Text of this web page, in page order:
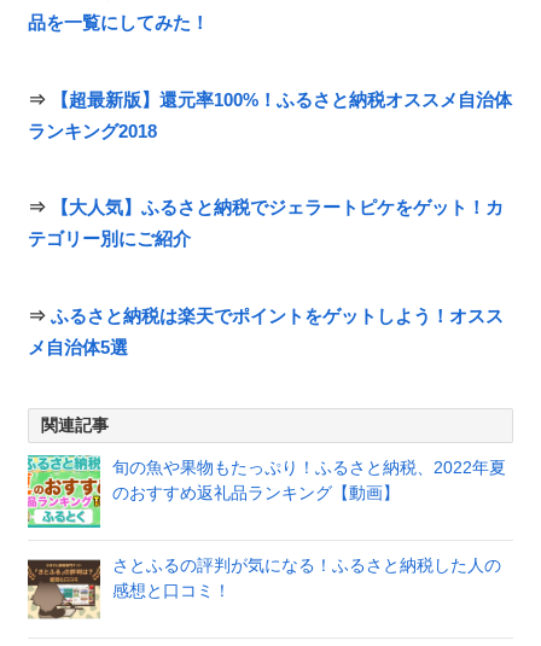
品を一覧にしてみた！
⇒
【超最新版】還元率100%！ふるさと納税オススメ自治体
ランキング2018
⇒
【大人気】ふるさと納税でジェラートピケをゲット！カ
テゴリー別にご紹介
⇒ ふるさと納税は楽天でポイントをゲットしよう！オスス
メ自治体5選
関連記事
旬の魚や果物もたっぷり！ふるさと納税、2022年夏
のおすすめ返礼品ランキング【動画】
さとふるの評判が気になる！ふるさと納税した人の
感想と口コミ！